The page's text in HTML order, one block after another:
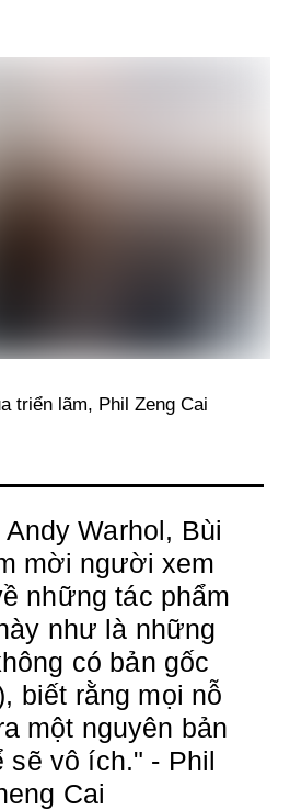
triển lãm, Phil Zeng Cai
Warhol, Bùi
mời người xem
những tác phẩm
như là những
có bản gốc
biết rằng mọi nỗ
một nguyên bản
sẽ vô ích." - Phil
Cai